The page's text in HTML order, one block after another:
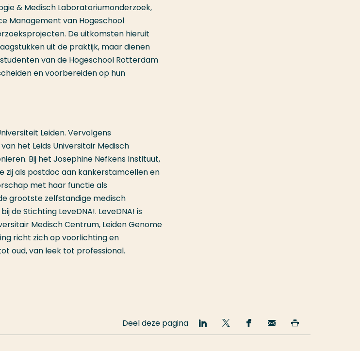
& Medisch Laboratoriumonderzoek,
Management van Hogeschool
De uitkomsten hieruit
uit de praktijk, maar dienen
van de Hogeschool Rotterdam
en voorbereiden op hun
Leiden. Vervolgens
het Leids Universitair Medisch
Bij het Josephine Nefkens Instituut,
zij als postdoc aan kankerstamcellen en
met haar functie als
grootste zelfstandige medisch
de Stichting LeveDNA!. LeveDNA! is
Medisch Centrum, Leiden Genome
richt zich op voorlichting en
oud, van leek tot professional.
Deel deze pagina
Deel
op
Deel
op
Deel
op
Email
deze deze